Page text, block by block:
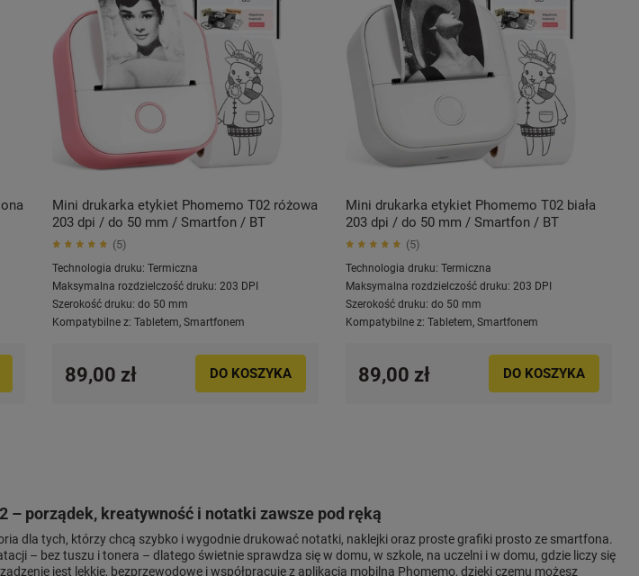
Mini drukarka etykiet Phomemo T02 różowa
203 dpi / do 50 mm / Smartfon / BT
5
Technologia druku: Termiczna
Maksymalna rozdzielczość druku: 203 DPI
Szerokość druku: do 50 mm
Kompatybilne z: Tabletem, Smartfonem
89,00 zł DO KOSZYKA
Mini drukarka etykiet Phomemo T02 biała
203 dpi / do 50 mm / Smartfon / BT
5
Technologia druku: Termiczna
Maksymalna rozdzielczość druku: 203 DPI
Szerokość druku: do 50 mm
Kompatybilne z: Tabletem, Smartfonem
89,00 zł DO KOSZYKA
porządek, kreatywność i notatki zawsze pod ręką
dla tych, którzy chcą szybko i wygodnie drukować notatki, naklejki oraz proste grafiki prosto ze smartfona.
– bez tuszu i tonera – dlatego świetnie sprawdza się w domu, w szkole, na uczelni i w domu, gdzie liczy się
jest lekkie, bezprzewodowe i współpracuje z aplikacją mobilną Phomemo, dzięki czemu możesz